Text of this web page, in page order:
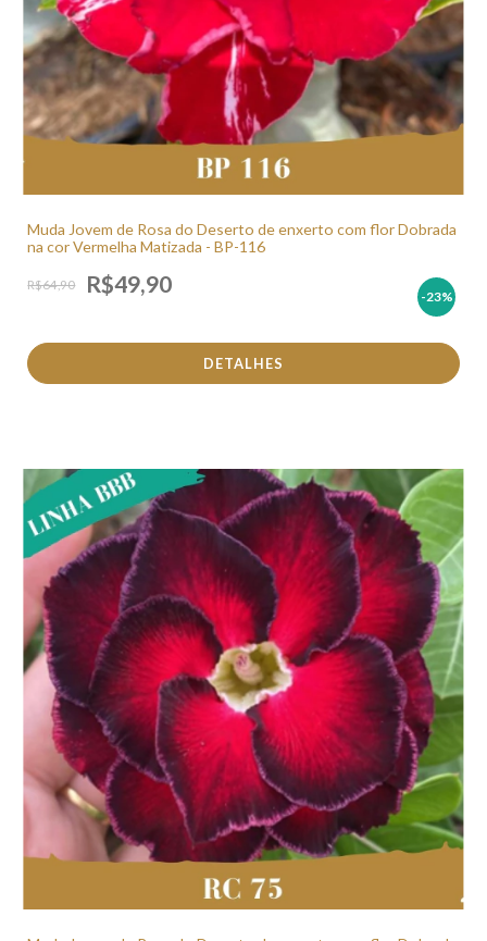
Muda Jovem de Rosa do Deserto de enxerto com flor Dobrada
na cor Vermelha Matizada - BP-116
R$64,90 R$49,90 -23%
DETALHES